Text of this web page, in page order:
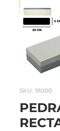
SKU: 91000